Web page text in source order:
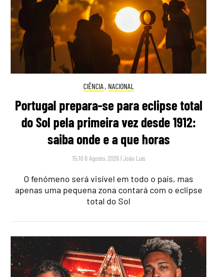
CIÊNCIA , NACIONAL
Portugal prepara-se para eclipse total
do Sol pela primeira vez desde 1912:
saiba onde e a que horas
15:10 6 Agosto, 2026 |João Luís
O fenómeno será visível em todo o país, mas
apenas uma pequena zona contará com o eclipse
total do Sol